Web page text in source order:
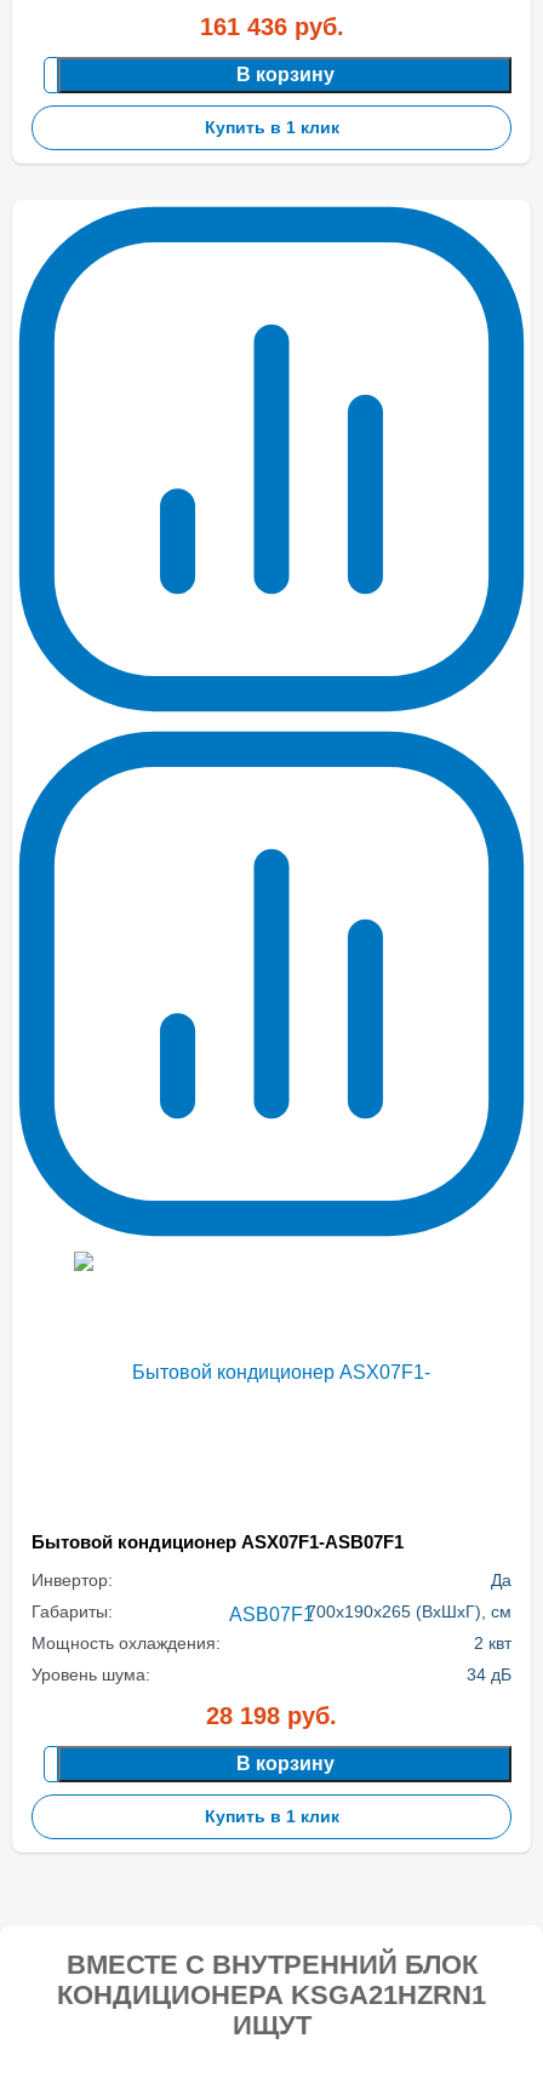
161 436руб.
В корзину
Купить в 1 клик
Бытовой кондиционер ASX07F1-ASB07F1
Инвертор:
Да
Габариты:
700x190x265 (ВхШхГ), см
Мощность охлаждения:
2 квт
Уровень шума:
34 дБ
28 198 руб.
В корзину
Купить в 1 клик
ВМЕСТЕ С ВНУТРЕННИЙ БЛОК
КОНДИЦИОНЕРА KSGA21HZRN1
ИЩУТ